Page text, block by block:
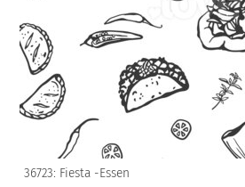
36723: Fiesta -Essen